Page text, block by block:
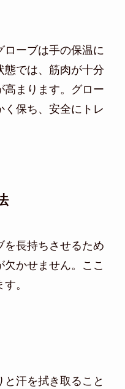
ーブは手の保温に
態では、筋肉が十分
高まります。グロー
く保ち、安全にトレ
を長持ちさせるため
かせません。ここ
。
と汗を拭き取ること